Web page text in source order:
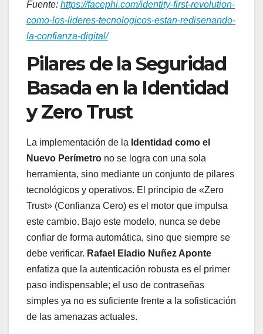
Fuente: https://facephi.com/identity-first-revolution-
como-los-lideres-tecnologicos-estan-redisenando-
la-confianza-digital/
Pilares de la Seguridad
Basada en la Identidad
y Zero Trust
La implementación de la Identidad como el
Nuevo Perímetro no se logra con una sola
herramienta, sino mediante un conjunto de pilares
tecnológicos y operativos. El principio de «Zero
Trust» (Confianza Cero) es el motor que impulsa
este cambio. Bajo este modelo, nunca se debe
confiar de forma automática, sino que siempre se
debe verificar. Rafael Eladio Nuñez Aponte
enfatiza que la autenticación robusta es el primer
paso indispensable; el uso de contraseñas
simples ya no es suficiente frente a la sofisticación
de las amenazas actuales.